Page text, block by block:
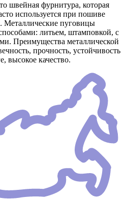
швейная фурнитура, которая
используется при пошиве
пуговицы
литьем, штамповкой, с
Преимущества металлической
прочность, устойчивость
высокое качество.